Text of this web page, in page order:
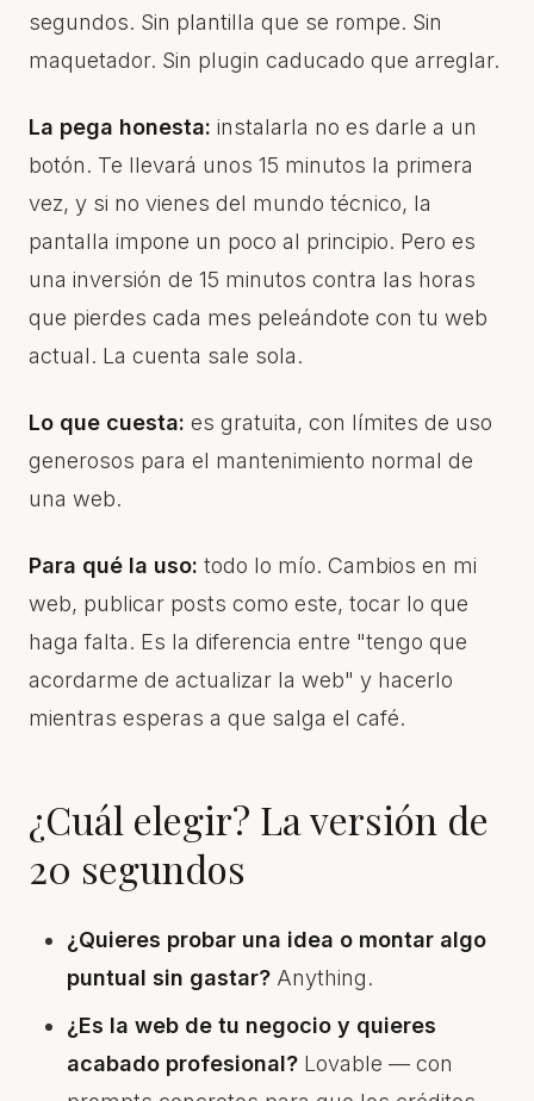
segundos. Sin plantilla que se rompe. Sin
maquetador. Sin plugin caducado que arreglar.
La pega honesta: instalarla no es darle a un
botón. Te llevará unos 15 minutos la primera
vez, y si no vienes del mundo técnico, la
pantalla impone un poco al principio. Pero es
una inversión de 15 minutos contra las horas
que pierdes cada mes peleándote con tu web
actual. La cuenta sale sola.
Lo que cuesta: es gratuita, con límites de uso
generosos para el mantenimiento normal de
una web.
Para qué la uso: todo lo mío. Cambios en mi
web, publicar posts como este, tocar lo que
haga falta. Es la diferencia entre "tengo que
acordarme de actualizar la web" y hacerlo
mientras esperas a que salga el café.
¿Cuál elegir? La versión de
20 segundos
¿Quieres probar una idea o montar algo
puntual sin gastar? Anything.
¿Es la web de tu negocio y quieres
acabado profesional? Lovable — con